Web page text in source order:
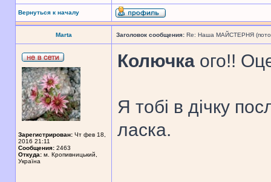
Вернуться к началу
Marta Заголовок сообщения: Re: Наша МАЙСТЕРНЯ
Зарегистрирован: Чт фев 18,
2016 21:11
Сообщения: 2463
Откуда: м. Кропивницький,
Україна
Колючка ого!!
Я тобі в дічку
ласка.